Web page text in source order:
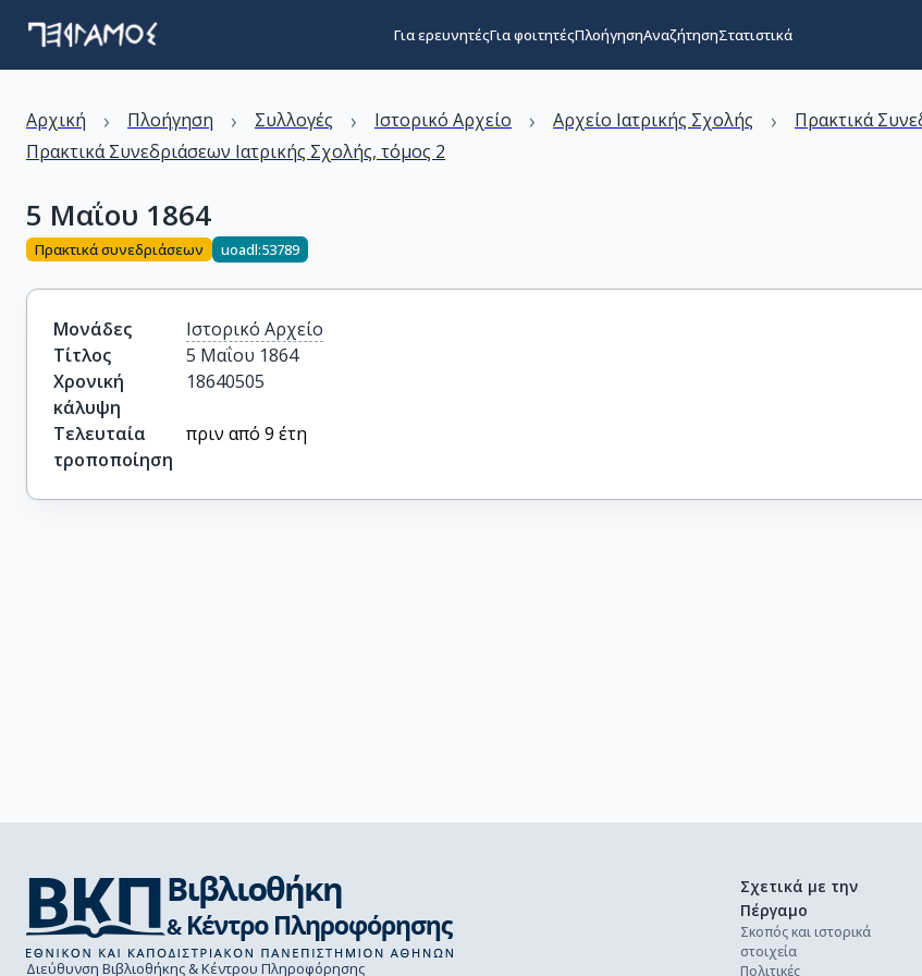
Για ερευνητέςΓια φοιτητέςΠλοήγησηΑναζήτησηΣτατιστικά
Αρχική › Πλοήγηση › Συλλογές › Ιστορικό Αρχείο › Αρχείο Ιατρικής Σχολής › Πρακτικά
Πρακτικά Συνεδριάσεων Ιατρικής Σχολής, τόμος 2
5 Μαΐου 1864
Πρακτικά συνεδριάσεων uoadl:53789
Μονάδες
Ιστορικό Αρχείο
Τίτλος
5 Μαΐου 1864
Χρονική
κάλυψη
18640505
Τελευταία
τροποποίηση
πριν από 9 έτη
Διεύθυνση Βιβλιοθήκης & Κέντρου Πληροφόρησης
Σχετικά με την
Πέργαμο
Σκοπός και ιστορικά
στοιχεία
Πολιτικές